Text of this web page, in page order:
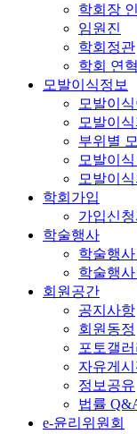
학회장
임원진
학회정관
학회 연
모발이식정보
모발이
모발이
부위별
모발이
모발이
학회가입
가입신청
학술행사
학술행사
학술행
회원공간
공지사항
회원동정
포토갤러
자유게
정보공유
법률
e-윤리위원회